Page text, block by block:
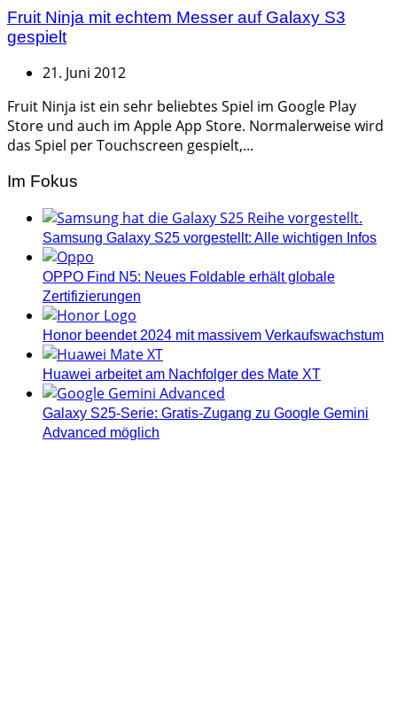
Fruit Ninja mit echtem Messer auf Galaxy S3
gespielt
21. Juni 2012
Fruit Ninja ist ein sehr beliebtes Spiel im Google Play
Store und auch im Apple App Store. Normalerweise wird
das Spiel per Touchscreen gespielt,...
Im Fokus
Samsung Galaxy S25 vorgestellt: Alle wichtigen Infos
OPPO Find N5: Neues Foldable erhält globale
Zertifizierungen
Honor beendet 2024 mit massivem Verkaufswachstum
Huawei arbeitet am Nachfolger des Mate XT
Galaxy S25-Serie: Gratis-Zugang zu Google Gemini
Advanced möglich